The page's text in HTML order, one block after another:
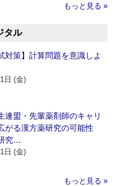
もっと見る »
タル
対策】計算問題を意識しよ
日 (金)
連盟・先輩薬剤師のキャリ
がる漢方薬研究の可能性
究…
日 (金)
もっと見る »